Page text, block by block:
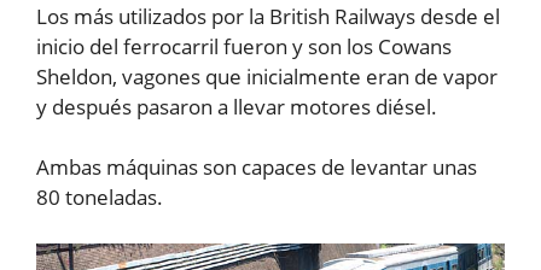
Los más utilizados por la British Railways desde el
inicio del ferrocarril fueron y son los Cowans
Sheldon, vagones que inicialmente eran de vapor
y después pasaron a llevar motores diésel.
Ambas máquinas son capaces de levantar unas
80 toneladas.